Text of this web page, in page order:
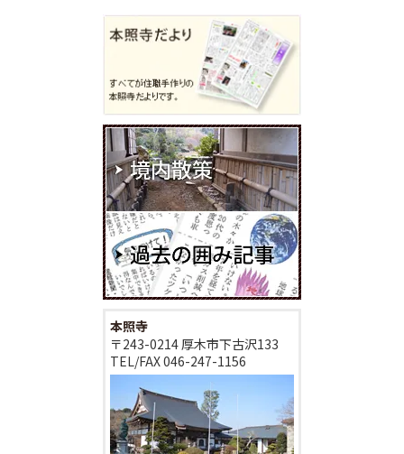
本照寺
〒243-0214 厚木市下古沢133
TEL/FAX046-247-1156